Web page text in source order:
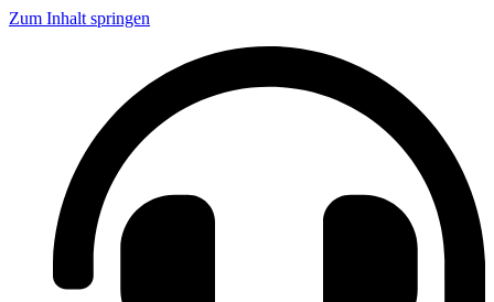
Zum Inhalt springen